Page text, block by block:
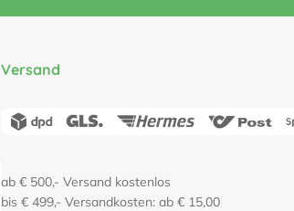
Versand
ab € 500,- Versand kostenlos
bis € 499,- Versandkosten: ab € 15,00